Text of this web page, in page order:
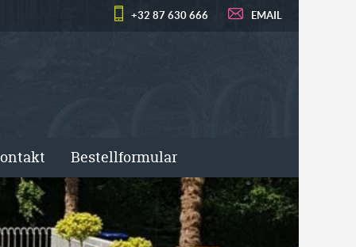
+32 87 630 666 EMAIL
Bestellformular